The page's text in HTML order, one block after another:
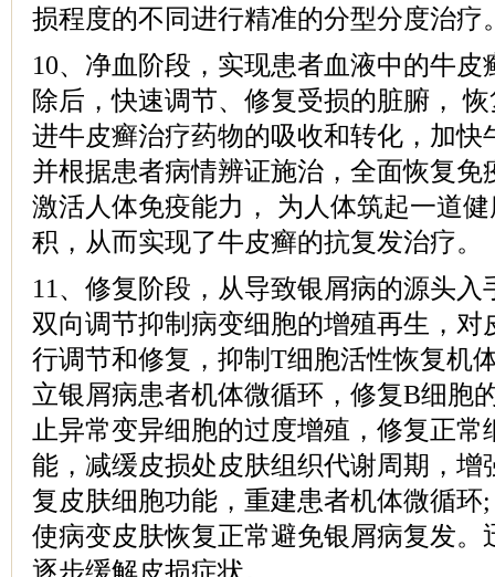
损程度的不同进行精准的分型分度治疗
10、净血阶段，实现患者血液中的牛
除后，快速调节、修复受损的脏腑，
进牛皮癣治疗药物的吸收和转化，加快
并根据患者病情辨证施治，全面恢复免
激活人体免疫能力， 为人体筑起一道
积，从而实现了牛皮癣的抗复发治疗。
11、修复阶段，从导致银屑病的源头
双向调节抑制病变细胞的增殖再生，对
行调节和修复，抑制T细胞活性恢复机
立银屑病患者机体微循环，修复B细胞
止异常变异细胞的过度增殖，修复正常
能，减缓皮损处皮肤组织代谢周期，增
复皮肤细胞功能，重建患者机体微循环
使病变皮肤恢复正常避免银屑病复发。